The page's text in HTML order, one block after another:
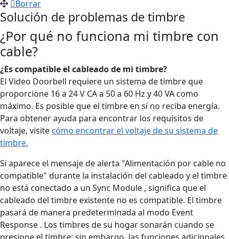
Borrar
Solución de problemas de timbre
¿Por qué no funciona mi timbre con
cable?
¿Es compatible el cableado de mi timbre?
El Video Doorbell requiere un sistema de timbre que
proporcione 16 a 24 V CA a 50 a 60 Hz y 40 VA como
máximo. Es posible que el timbre en sí no reciba energía.
Para obtener ayuda para encontrar los requisitos de
voltaje, visitecómo encontrar el voltaje de su sistema de
timbre.
Si aparece el mensaje de alerta "Alimentación por cable no
compatible" durante la instalación del cableado y el timbre
no está conectado a un Sync Module , significa que el
cableado del timbre existente no es compatible. El timbre
pasará de manera predeterminada al modo Event
Response . Los timbres de su hogar sonarán cuando se